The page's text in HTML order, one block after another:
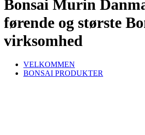
Bonsai Murin
førende og største
virksomhed
VELKOMMEN
BONSAI PRODUKTER